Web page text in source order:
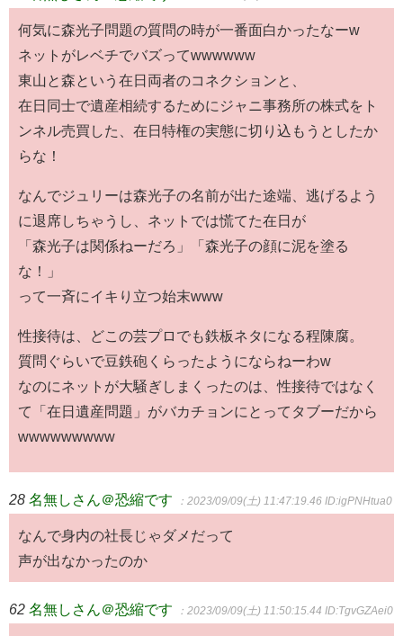
何気に森光子問題の質問の時が一番面白かったなーw
ネットがレベチでバズってwwwwww
東山と森という在日両者のコネクションと、
在日同士で遺産相続するためにジャニ事務所の株式をト
ンネル売買した、在日特権の実態に切り込もうとしたか
らな！
なんでジュリーは森光子の名前が出た途端、逃げるよう
に退席しちゃうし、ネットでは慌てた在日が
「森光子は関係ねーだろ」「森光子の顔に泥を塗る
な！」
って一斉にイキり立つ始末www
性接待は、どこの芸プロでも鉄板ネタになる程陳腐。
質問ぐらいで豆鉄砲くらったようにならねーわw
なのにネットが大騒ぎしまくったのは、性接待ではなく
て「在日遺産問題」がバカチョンにとってタブーだから
wwwwwwwww
28 名無しさん＠恐縮です ：2023/09/09(土) 11:47:19.46 ID:igPNHtua0
なんで身内の社長じゃダメだって
声が出なかったのか
62 名無しさん＠恐縮です ：2023/09/09(土) 11:50:15.44 ID:TgvGZAei0